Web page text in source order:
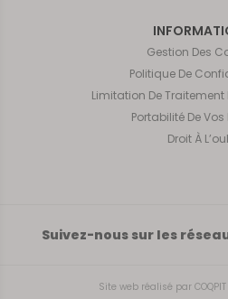
Gestion Des
Politique De
Limitation De Traitement
Portabilité De
Droit À
Suivez-nous sur les
Site web réalisé par